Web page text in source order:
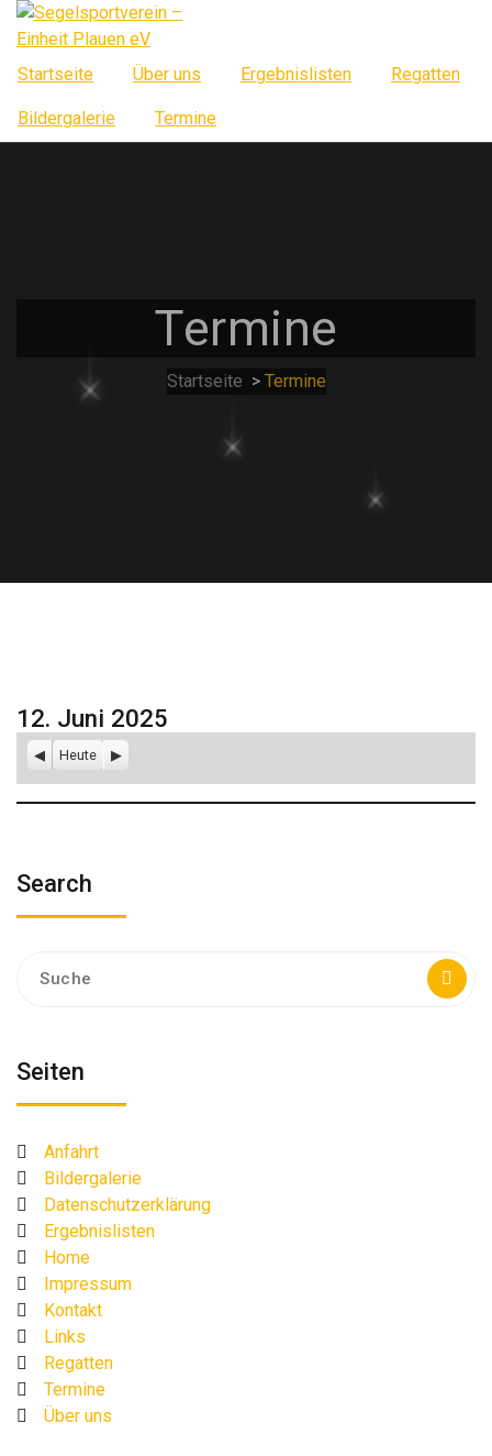
Springe
zum
InhaltStartseite Über uns Ergebnislisten Regatten
Bildergalerie Termine
Termine
Startseite > Termine
12. Juni 2025
Zurück
Heute Weiter
Search
nach:
Seiten
Anfahrt
Bildergalerie
Datenschutzerklärung
Ergebnislisten
Home
Impressum
Kontakt
Links
Regatten
Termine
Über uns